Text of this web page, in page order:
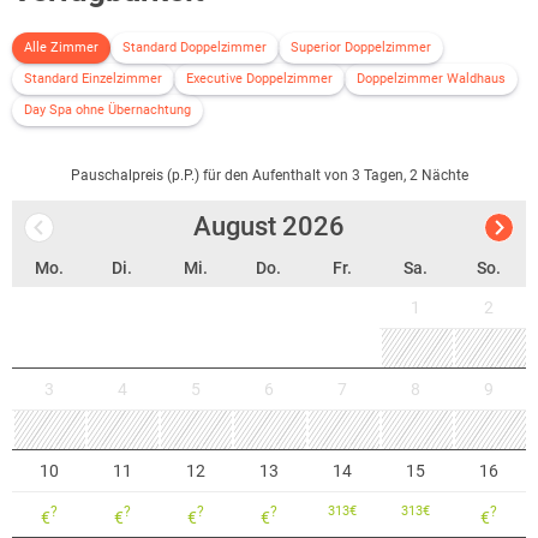
Alle Zimmer Standard Doppelzimmer
Superior Doppelzimmer
Standard Einzelzimmer
Executive Doppelzimmer
Doppelzimmer Waldhaus
Day Spa ohne Übernachtung
Pauschalpreis (p.P.) für den Aufenthalt von 3 Tagen, 2 Nächte
August 2026
Mo. Di. Mi. Do. Fr. Sa. So.
1 2
3 4 5 6 7 8 9
10
€?
11
€?
12
€?
13
€?
14
313€
15
313€
16
€?